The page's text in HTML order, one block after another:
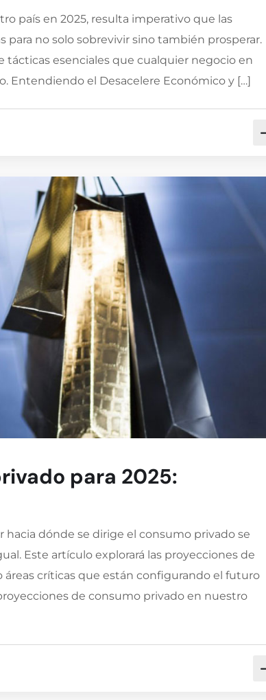
país en 2025, resulta imperativo que las
no solo sobrevivir sino también prosperar.
esenciales que cualquier negocio en
Entendiendo el Desacelere Económico y […]
para 2025:
dónde se dirige el consumo privado se
Este artículo explorará las proyecciones de
críticas que están configurando el futuro
de consumo privado en nuestro